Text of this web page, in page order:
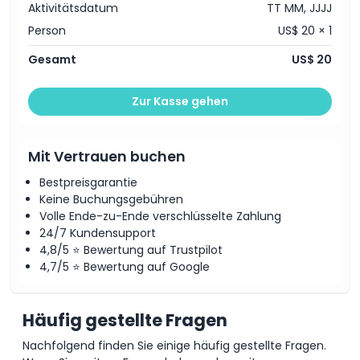
Ort
So lösen Sie ein
Stornierungsbedingungen
13:40
15:30
16:25
und einer 15-minütigen Kurzvorstellung
Zwischen den Sitzungen gibt es eine 5-minütige
Pause
Ein- und Ausgang sind unabhängig von der
Vorstellungszeit erlaubt, aber ein Wiedereintritt nach
dem Verlassen ist nicht gestattet
Neben dem 55-minütigen Video können Sie auch
eine zeitgenössische Show im Studio-Raum
genießen
Bitte beachten Sie den folgenden geplanten
Schließungszeitraum:
Aktivitätsdatum
TT MM, JJJJ
Person
US$ 20 × 1
Gesamt
US$ 20
Zur Kasse gehen
Mit Vertrauen buchen
Bestpreisgarantie
Keine Buchungsgebühren
Volle Ende-zu-Ende verschlüsselte Zahlung
24/7 Kundensupport
4,8/5 ⭐ Bewertung auf Trustpilot
4,7/5 ⭐ Bewertung auf Google
Häufig gestellte Fragen
Nachfolgend finden Sie einige häufig gestellte Fragen.